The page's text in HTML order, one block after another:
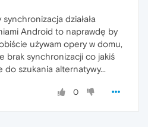
działała
Android to naprawdę by
używam opery w domu,
brak synchronizacji co jakiś
do szukania alternatywy...
0